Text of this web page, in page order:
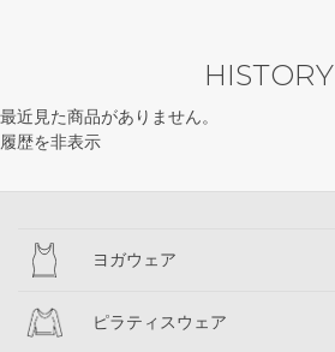
HISTORY
最近見た商品がありません。
履歴を非表示
ヨガウェア
ピラティスウェア